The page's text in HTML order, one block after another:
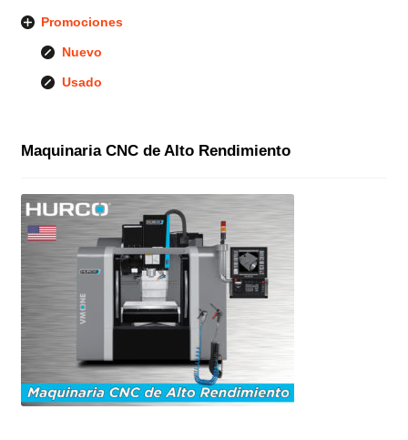
Promociones
Nuevo
Usado
Maquinaria CNC de Alto Rendimiento